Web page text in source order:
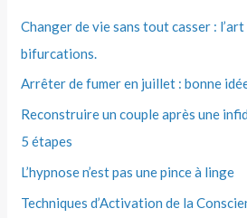
Changer de vie sans tout casser :
bifurcations.
Arrêter de fumer en juillet : bonne
Reconstruire un couple après une
5 étapes
L’hypnose n’est pas une pince à linge
Techniques d’Activation de la